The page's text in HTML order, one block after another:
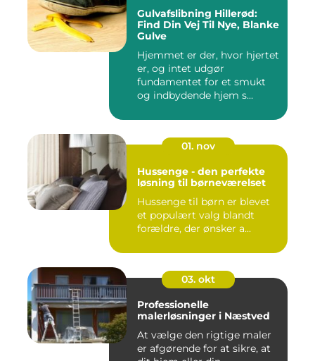
Gulvafslibning Hillerød:
Find Din Vej Til Nye, Blanke
Gulve
Hjemmet er der, hvor hjertet
er, og intet udgør
fundamentet for et smukt
og indbydende hjem s...
01. nov
Hussenge - den perfekte
løsning til børneværelset
Hussenge til børn er blevet
et populært valg blandt
forældre, der ønsker a...
03. okt
Professionelle
malerløsninger i Næstved
At vælge den rigtige maler
er afgørende for at sikre, at